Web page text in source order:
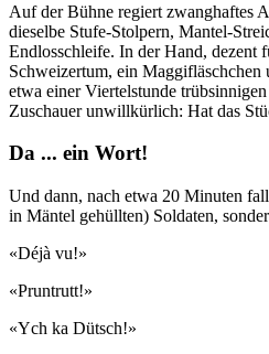
Auf der Bühne regiert zwanghaftes
dieselbe Stufe-Stolpern, Mantel-
Endlosschleife. In der Hand, dezent
Schweizertum, ein Maggifläschchen
etwa einer Viertelstunde
Zuschauer unwillkürlich: Hat das
Da ... ein Wort!
Und dann, nach etwa 20 Minuten
in Mäntel gehüllten) Soldaten,
«Déjà vu!»
«Pruntrutt!»
«Ych ka Dütsch!»